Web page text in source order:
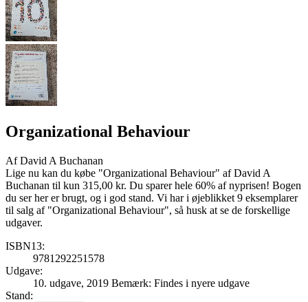
Organizational Behaviour
AfDavid A Buchanan
Lige nu kan du købe "Organizational Behaviour" af David A
Buchanan til kun 315,00 kr. Du sparer hele 60% af nyprisen! Bogen
du ser her er brugt, og i god stand. Vi har i øjeblikket 9 eksemplarer
til salg af "Organizational Behaviour", så husk at se de forskellige
udgaver.
ISBN13:
9781292251578
Udgave:
10. udgave, 2019 Bemærk: Findes i nyere udgave
Stand: